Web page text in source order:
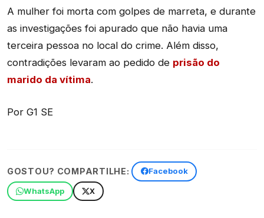
A mulher foi morta com golpes de marreta, e durante
as investigações foi apurado que não havia uma
terceira pessoa no local do crime. Além disso,
contradições levaram ao pedido de prisão do
marido da vítima.
Por G1 SE
GOSTOU? COMPARTILHE: Facebook
WhatsApp X